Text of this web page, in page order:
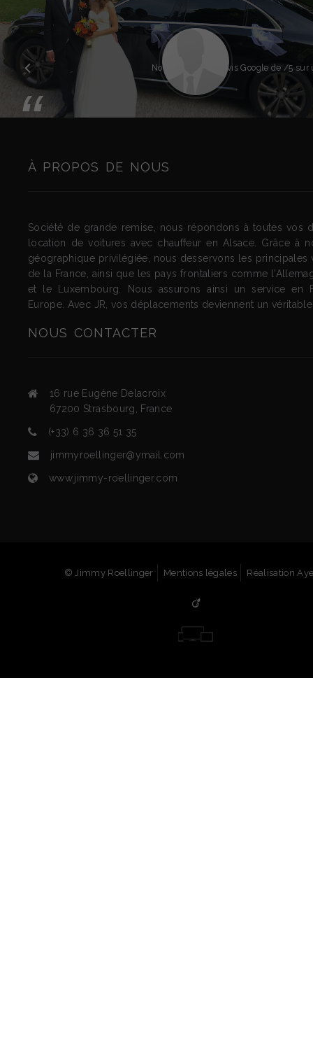
“
Note globale des avis Google de /5 sur
Précédent
À PROPOS DE NOUS
Société de grande remise, nous répondons à toutes vos
location de voitures avec chauffeur en Alsace. Grâce à
géographique privilégiée, nous desservons les principales
de la France, ainsi que les pays frontaliers comme
et le Luxembourg. Nous assurons ainsi un service en
Europe. Avec JR, vos déplacements deviennent un
NOUS CONTACTER
16 rue Eugène Delacroix
67200 Strasbourg France
(+33) 6 36 36 51 35
jimmyroellinger@ymail.com
www.jimmy-roellinger.com
© Jimmy Roellinger Mentions légales Réalisation